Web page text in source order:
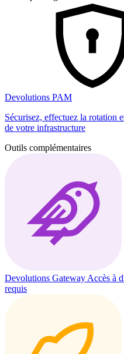
Devolutions PAM
Sécurisez, effectuez la rotation
de votre infrastructure
Outils complémentaires
Devolutions Gateway Accès à
requis